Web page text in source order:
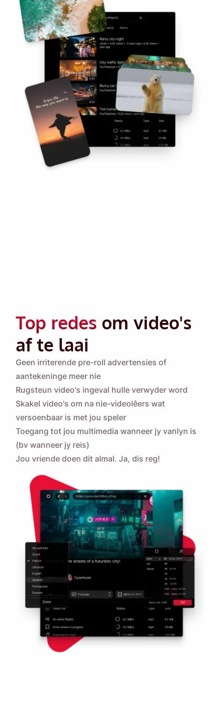
Top redes om video's
af te laai
Geen irriterende pre-roll advertensies of
aantekeninge meer nie
Rugsteun video's ingeval hulle verwyder word
Skakel video's om na nie-videolêers wat
versoenbaar is met jou speler
Toegang tot jou multimedia wanneer jy vanlyn is
(bv wanneer jy reis)
Jou vriende doen dit almal. Ja, dis reg!